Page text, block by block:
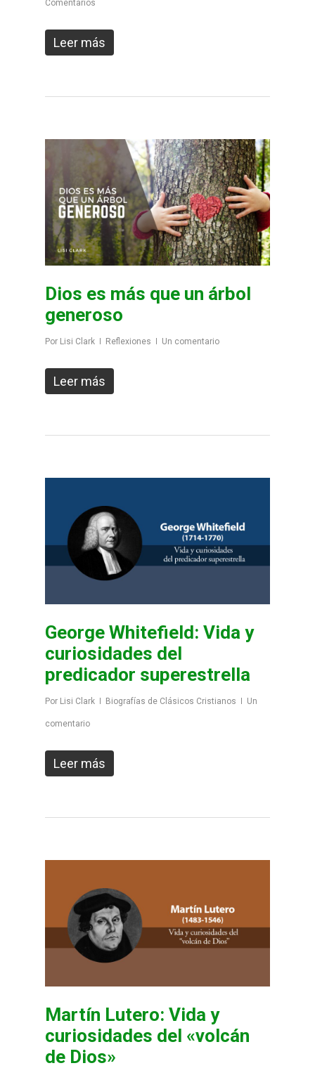
Comentarios
Leer más
Dios es más que un árbol
generoso
Por Lisi Clark Reflexiones Un comentario
Leer más
George Whitefield: Vida y
curiosidades del
predicador superestrella
Por Lisi Clark Biografías de Clásicos Cristianos Un
comentario
Leer más
Martín Lutero: Vida y
curiosidades del «volcán
de Dios»